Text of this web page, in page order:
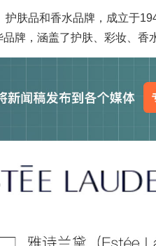
肤品和香水品牌，成立于
牌，涵盖了护肤、彩妆、香